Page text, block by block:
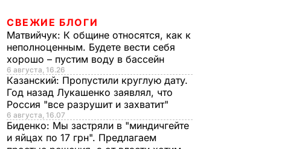
СВЕЖИЕ БЛОГИ
Матвийчук: К общине относятся, как к
неполноценным. Будете вести себя
хорошо – пустим воду в бассейн
6 августа, 16.26
Казанский: Пропустили круглую дату.
Год назад Лукашенко заявлял, что
Россия "все разрушит и захватит"
6 августа, 16.07
Биденко: Мы застряли в "миндичгейте
и яйцах по 17 грн". Предлагаем